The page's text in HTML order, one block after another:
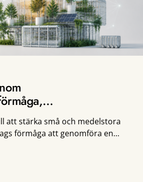
och
att stärka små och medelstora
förmåga att genomföra en